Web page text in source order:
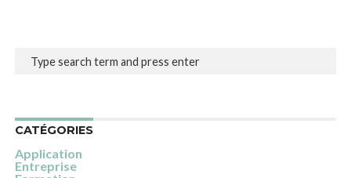
CATÉGORIES
Application
Entreprise